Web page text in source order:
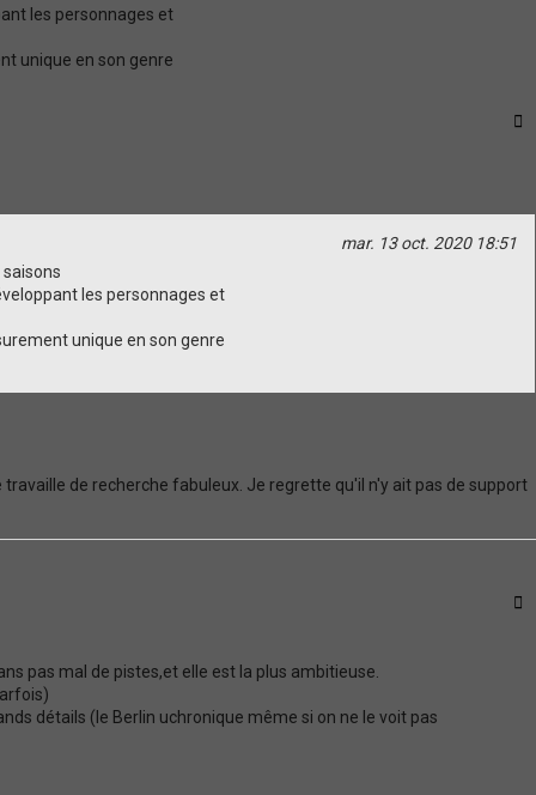
les personnages et
unique en son genre
mar. 13 oct. 2020 18:51
les personnages et
unique en son genre
travaille de recherche fabuleux. Je regrette qu'il n'y ait pas de support
pas mal de pistes,et elle est la plus ambitieuse.
détails (le Berlin uchronique même si on ne le voit pas